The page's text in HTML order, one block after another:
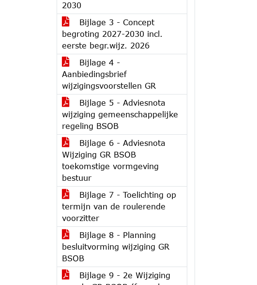
2030
Bijlage 3 - Concept
begroting 2027-2030 incl.
eerste begr.wijz. 2026
Bijlage 4 -
Aanbiedingsbrief
wijzigingsvoorstellen GR
Bijlage 5 - Adviesnota
wijziging gemeenschappelijke
regeling BSOB
Bijlage 6 - Adviesnota
Wijziging GR BSOB
toekomstige vormgeving
bestuur
Bijlage 7 - Toelichting op
termijn van de roulerende
voorzitter
Bijlage 8 - Planning
besluitvorming wijziging GR
BSOB
Bijlage 9 - 2e Wijziging